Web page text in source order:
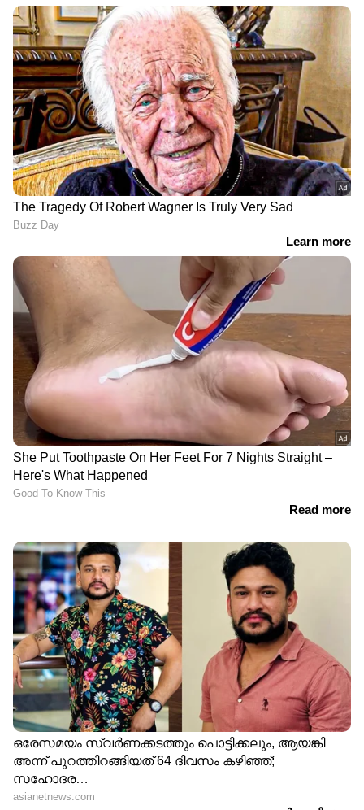
10) PK 355252
11) PL 269610
12) PM 505925
0029 0072 0301 0398 0766 2201 2481
3847 4393 4433 5813 5959 6126 6172 7355
7857 7931 7943
അഞ്ചാം സമ്മാനം (Rs.1,000/-)
0290 0333 0349 0635 0738 0916 1600 1951
2163 3279 3873 4035 4297 4422 4907
5018 5149 5226 5372 5453 5997 6053
6406 6427 6785 7012 7950 7976 8855
8921 9314 9442 9682 9911
ആറാം സമ്മാനം (Rs.500/-)
0236 0494 0749 0819 0870 0930 1163
1269 1417 1439 1474 1923 2062 2156 2302
2556 2578 2852 2855 2906 2950 2955
3098 3280 3302 3320 3332 3439 4017 4118
4130 4218 4246 4271 4321 4327 4400
4434 4620 4667 4734 4766 5019 5045